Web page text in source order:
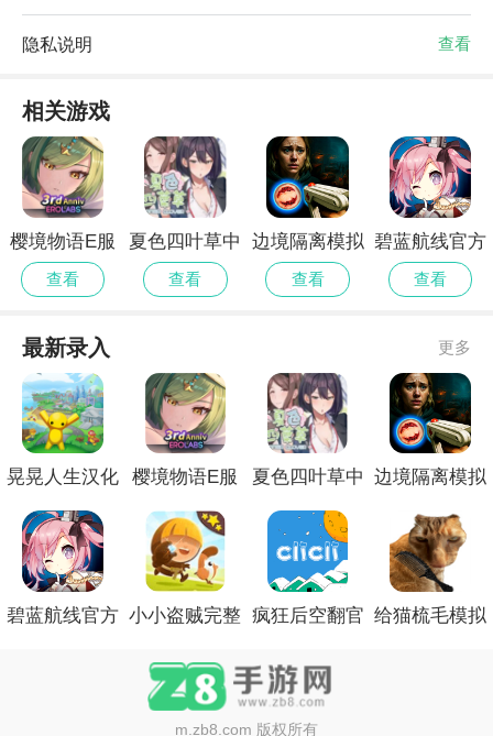
隐私说明 查看
相关游戏
樱境物语E服
精简版
查看
夏色四叶草中
文版
查看
边境隔离模拟
器修改版
查看
碧蓝航线官方
手机版
查看
最新录入 更多
晃晃人生汉化
樱境物语E服
夏色四叶草中 边境隔离模拟
碧蓝航线官方 小小盗贼完整 疯狂后空翻官 给猫梳毛模拟
m.zb8.com 版权所有